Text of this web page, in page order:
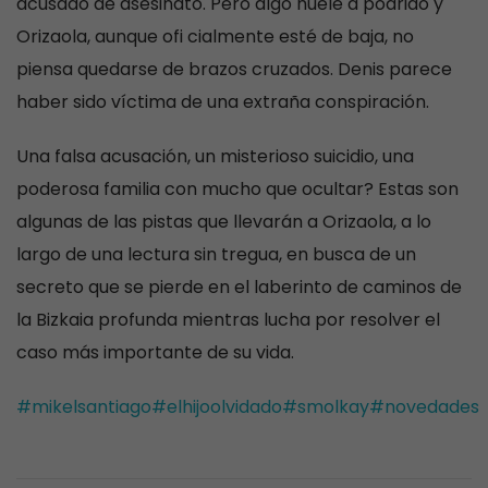
Orizaola, aunque ofi cialmente esté de baja, no
piensa quedarse de brazos cruzados. Denis parece
haber sido víctima de una extraña conspiración.
Una falsa acusación, un misterioso suicidio, una
poderosa familia con mucho que ocultar? Estas son
algunas de las pistas que llevarán a Orizaola, a lo
largo de una lectura sin tregua, en busca de un
secreto que se pierde en el laberinto de caminos de
la Bizkaia profunda mientras lucha por resolver el
caso más importante de su vida.
#mikelsantiago#elhijoolvidado#smolkay#novedades